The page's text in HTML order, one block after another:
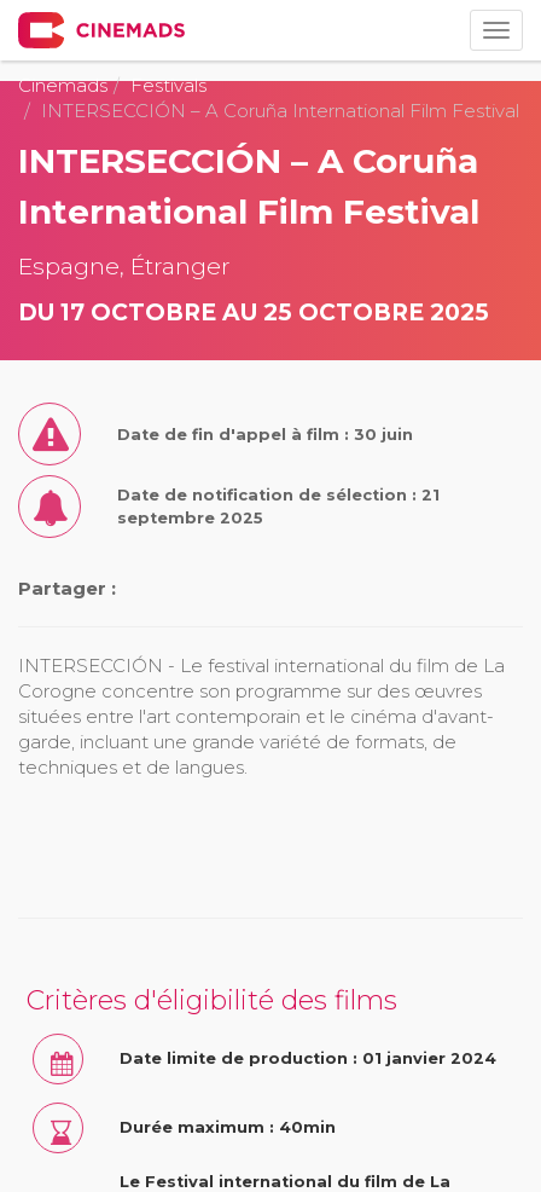
Cinemads
Festivals
INTERSECCIÓN – A Coruña International Film Festival
INTERSECCIÓN – A Coruña
International Film Festival
Espagne, Étranger
DU 17 OCTOBRE AU 25 OCTOBRE 2025
Date de fin d'appel à film : 30 juin
Date de notification de sélection : 21
septembre 2025
Partager :
INTERSECCIÓN - Le festival international du film de La
Corogne concentre son programme sur des œuvres
situées entre l'art contemporain et le cinéma d'avant-
garde, incluant une grande variété de formats, de
techniques et de langues.
Critères d'éligibilité des films
Date limite de production : 01 janvier 2024
Durée maximum : 40min
Le Festival international du film de La